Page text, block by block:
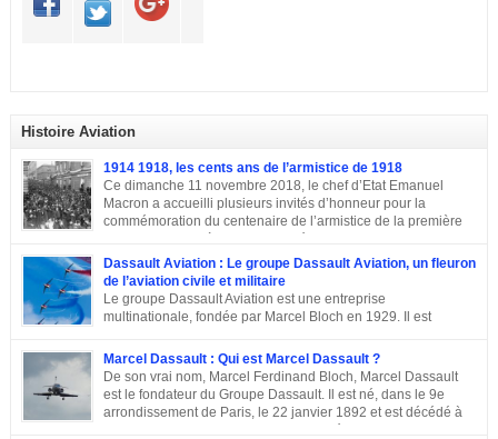
Histoire Aviation
1914 1918, les cents ans de l’armistice de 1918
Ce dimanche 11 novembre 2018, le chef d’Etat Emanuel
Macron a accueilli plusieurs invités d’honneur pour la
commémoration du centenaire de l’armistice de la première
guerre mondiale à Paris.A L’Elysée, environ 70 chefs d’Etats
et dirigeants ont célébré la cérémonie des cents ans de l’armistice de 1918.
Après une semaine mémorielle les célébrations se sont poursuivies par
une commémoraison à l’Arc de triomphe et un discours du président
Emmanuel Macron.
Dassault Aviation : Le groupe Dassault Aviation, un fleuron
de l’aviation civile et militaire
Le groupe Dassault Aviation est une entreprise
multinationale, fondée par Marcel Bloch en 1929. Il est
entre les mains de la famille de son fondateur et qui porte encore son nom,
Marcel Bloch ayant changé son nom en Dassault en 1946. Retour sur le
parcours de ce fleuron de l’aviation civile et militaire. De la première guerre
mondiale à la Course aux Armements Au début de la première guerre
mondiale, Marcel Bloch a créé la Société d’études aéronautiques avec son
Marcel Dassault : Qui est Marcel Dassault ?
De son vrai nom, Marcel Ferdinand Bloch, Marcel Dassault
est le fondateur du Groupe Dassault. Il est né, dans le 9e
arrondissement de Paris, le 22 janvier 1892 et est décédé à